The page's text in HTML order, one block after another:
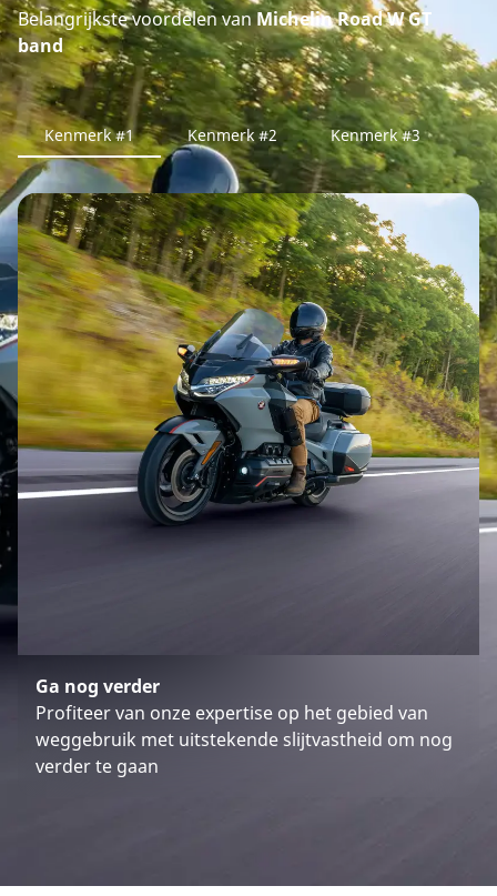
Belangrijkste voordelen van Michelin Road W GT
band
Kenmerk #1 Kenmerk #2 Kenmerk #3
Ga nog verder
Profiteer van onze expertise op het gebied van
weggebruik met uitstekende slijtvastheid om nog
verder te gaan